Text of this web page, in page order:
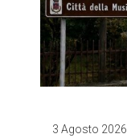
3 Agosto 2026